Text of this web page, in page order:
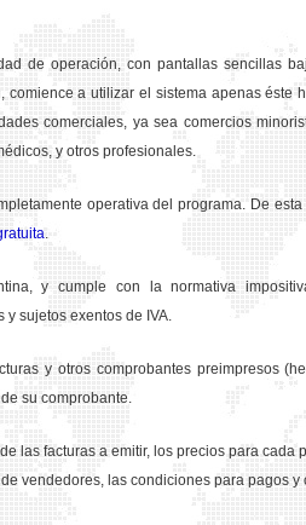
de operación, con pantallas sencillas
a utilizar el sistema apenas éste
comerciales, ya sea comercios
y otros profesionales.
operativa del programa. De
.
y cumple con la normativa
sujetos exentos de IVA.
y otros comprobantes preimpresos
su comprobante.
las facturas a emitir, los precios para cada
vendedores, las condiciones para pagos